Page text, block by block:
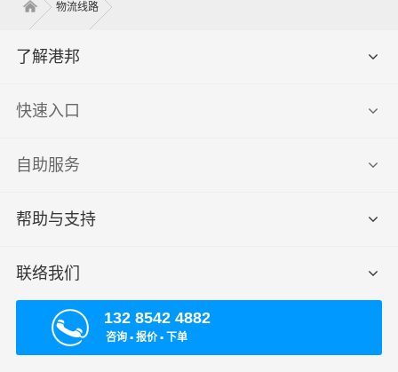
物流线路
了解港邦
快速入口
自助服务
帮助与支持
联络我们
132 8542 4882
咨询 ▪ 报价 ▪ 下单